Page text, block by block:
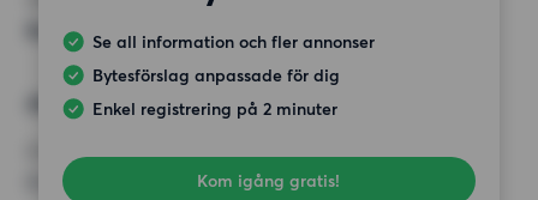
Se all information och fler annonser
Bytesförslag anpassade för dig
Enkel registrering på 2 minuter
Kom igång gratis!
Badkar, Öppen spis/kakelugn
Alternativt önskemål
2 rum